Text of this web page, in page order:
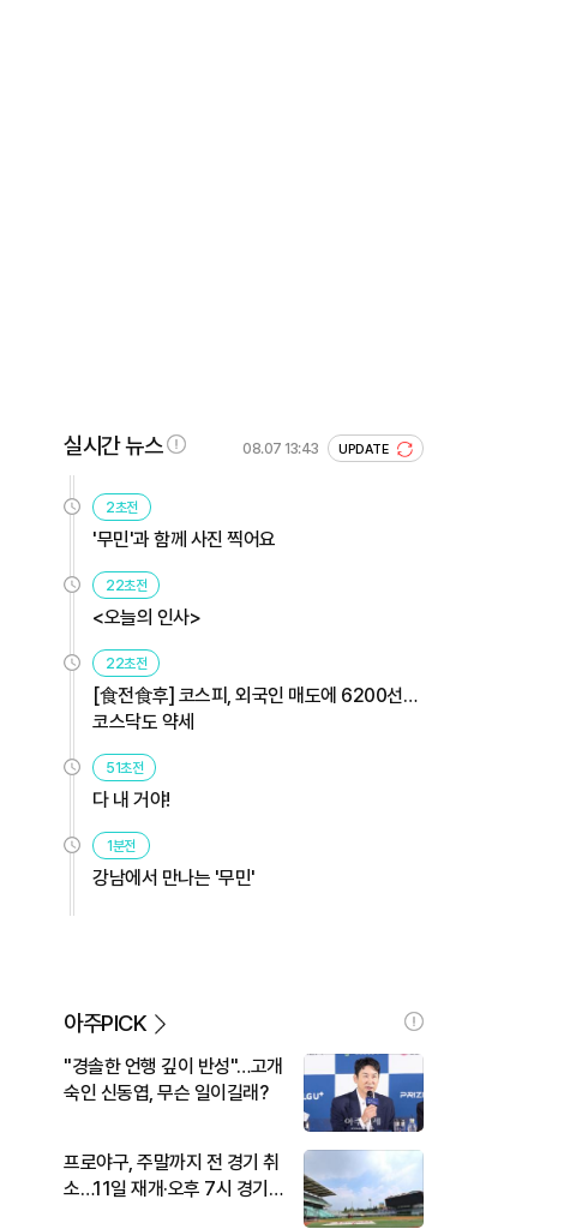
실시간 뉴스 08.07 13:43 UPDATE
2초전
'무민'과 함께 사진 찍어요
22초전
<오늘의 인사>
22초전
[食전食후] 코스피, 외국인 매도에 6200선…
코스닥도 약세
51초전
다 내 거야!
1분전
강남에서 만나는 '무민'
아주PICK
"경솔한 언행 깊이 반성"…고개
숙인 신동엽, 무슨 일이길래?
프로야구, 주말까지 전 경기 취
소…11일 재개·오후 7시 경기